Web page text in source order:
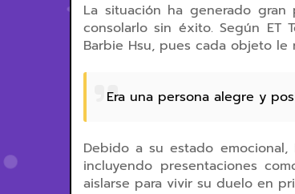
La situación ha generado
consolarlo sin éxito. Según ET
Barbie Hsu, pues cada objeto le
Era una persona alegre y
Debido a su estado
incluyendo presentaciones
aislarse para vivir su duelo en